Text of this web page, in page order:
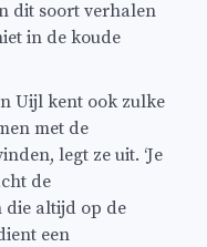
dit soort verhalen
in de koude
Uijl kent ook zulke
met de
legt ze uit. ‘Je
de
die altijd op de
een